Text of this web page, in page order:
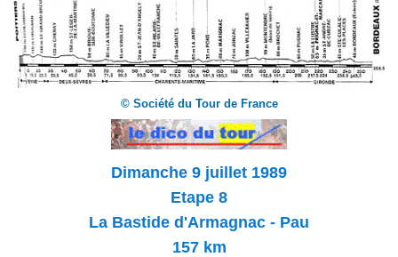
© Société du Tour de France
Dimanche 9 juillet 1989
Etape 8
La Bastide d'Armagnac - Pau
157 km